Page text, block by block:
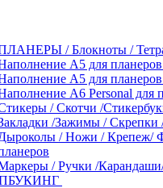
/ Блокноты /
А5 для планеров
А5 для планеров
А6 Personal для
/ Скотчи /
/Зажимы / Скрепки
/ Ножи / Крепеж/
/ Ручки /